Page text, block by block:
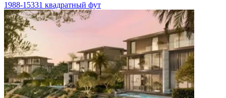
1988-15331 квадратный фут